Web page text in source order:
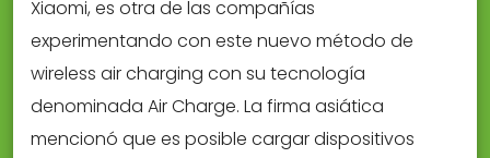
Xiaomi, es otra de las compañías
experimentando con este nuevo método de
wireless air charging con su tecnología
denominada Air Charge. La firma asiática
mencionó que es posible cargar dispositivos